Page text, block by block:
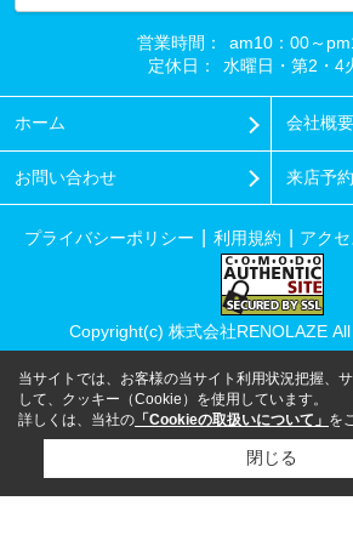
営業時間：
am10：00～
定休日：
水曜日・第2・4
ホーム 会社概要
お問い合わせ 来店予約
プライバシーポリシー 利用規約 アク
Copyright(c) 株式会社RENOLAZE
当サイトでは、お客様の当サイト利用状況把握、
して、クッキー（Cookie）を使用しています。
詳しくは、当社の 「Cookieの取扱いについて」 を
閉じる